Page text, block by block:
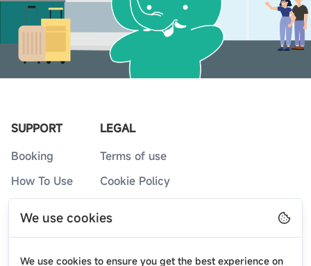
We use cookies
We use cookies to ensure you get the best experience on
SUPPORT
Booking
How To Use
LEGAL
Terms of use
Cookie Policy